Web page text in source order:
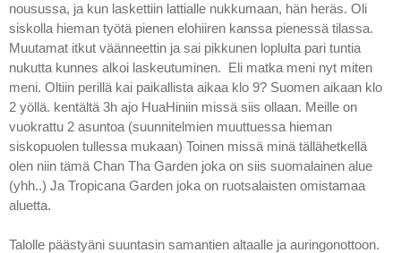
nousussa, ja kun laskettiin lattialle nukkumaan, hän heräs. Oli
siskolla hieman työtä pienen elohiiren kanssa pienessä tilassa.
Muutamat itkut väänneettin ja sai pikkunen loplulta pari tuntia
nukutta kunnes alkoi laskeutuminen. Eli matka meni nyt miten
meni. Oltiin perillä kai paikallista aikaa klo 9? Suomen aikaan klo
2 yöllä. kentältä 3h ajo HuaHiniin missä siis ollaan. Meille on
vuokrattu 2 asuntoa (suunnitelmien muuttuessa hieman
siskopuolen tullessa mukaan) Toinen missä minä tällähetkellä
olen niin tämä Chan Tha Garden joka on siis suomalainen alue
(yhh..) Ja Tropicana Garden joka on ruotsalaisten omistamaa
aluetta.
Talolle päästyäni suuntasin samantien altaalle ja auringonottoon.